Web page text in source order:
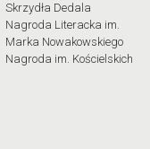
Skrzydła Dedala
Nagroda Literacka im.
Marka Nowakowskiego
Nagroda im. Kościelskich